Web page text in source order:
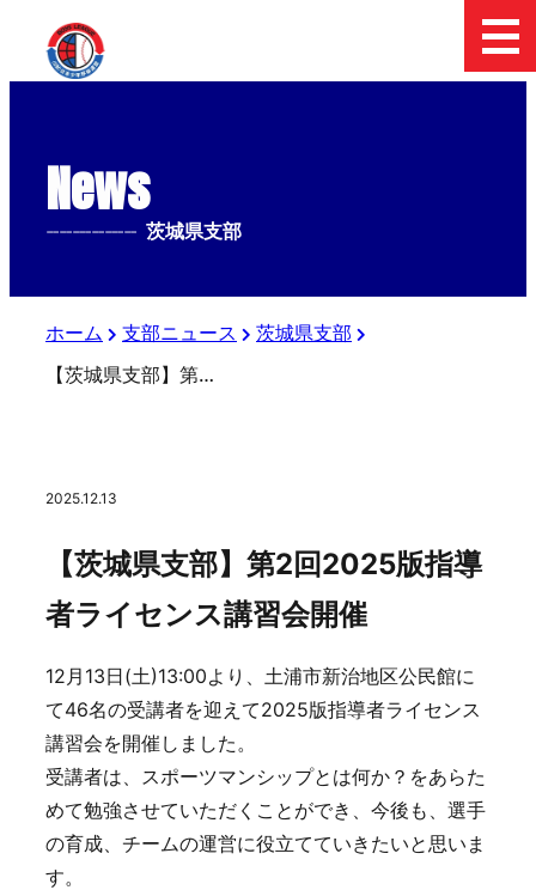
News
-------------- 茨城県支部
ホーム 支部ニュース
茨城県支部
【茨城県支部】第2回2025版指導者ライセンス講習会開催
2025.12.13
【茨城県支部】第2回2025版指導
者ライセンス講習会開催
12月13日(土)13:00より、土浦市新治地区公民館に
て46名の受講者を迎えて2025版指導者ライセンス
講習会を開催しました。
受講者は、スポーツマンシップとは何か？をあらた
めて勉強させていただくことができ、今後も、選手
の育成、チームの運営に役立てていきたいと思いま
す。